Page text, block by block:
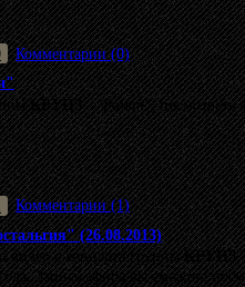
Комментарии (0)
КРУИЗ-"Роман", посмотреть
Комментарии (1)
(26.08.2013)
видео с концерта группыКРУИЗ,
Запись эфира вы сможете